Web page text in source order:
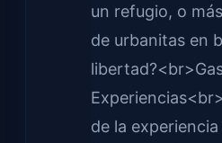
un refugio, o
de urbanitas en
de la